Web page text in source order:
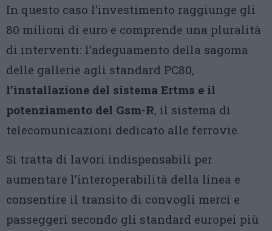
In questo caso l’investimento raggiunge gli
80 milioni di euro e comprende una pluralità
di interventi: l’adeguamento della sagoma
delle gallerie agli standard PC80,
l’installazione del sistema Ertms e il
potenziamento del Gsm-R, il sistema di
telecomunicazioni dedicato alle ferrovie.
Si tratta di lavori indispensabili per
aumentare l’interoperabilità della linea e
consentire il transito di convogli merci e
passeggeri secondo gli standard europei più